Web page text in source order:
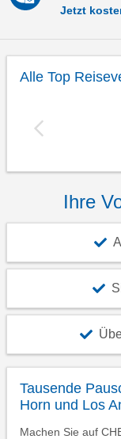
Jetzt
Alle Top
Ihre
Tausende
Horn und Los
Machen Sie auf